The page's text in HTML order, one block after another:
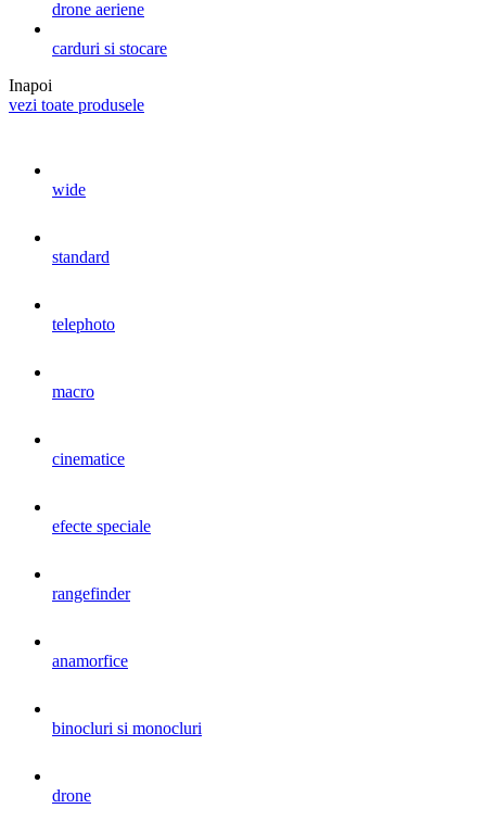
drone aeriene
carduri si stocare
Inapoi
vezi toate produsele
wide
standard
telephoto
macro
cinematice
efecte speciale
rangefinder
anamorfice
binocluri si monocluri
drone